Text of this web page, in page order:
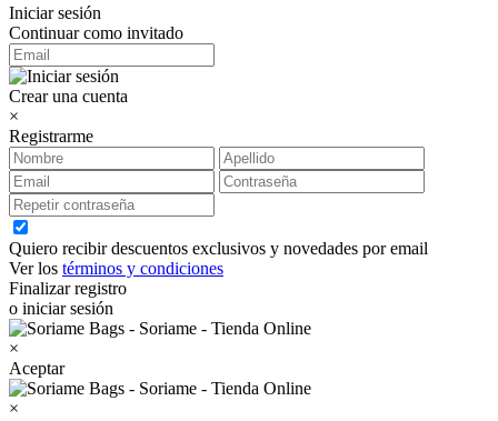
Iniciar sesión
Continuar como invitado
Crear una cuenta
×
Registrarme
Quiero recibir descuentos exclusivos y novedades por email
Ver los términos y condiciones
Finalizar registro
o iniciar sesión
×
Aceptar
×